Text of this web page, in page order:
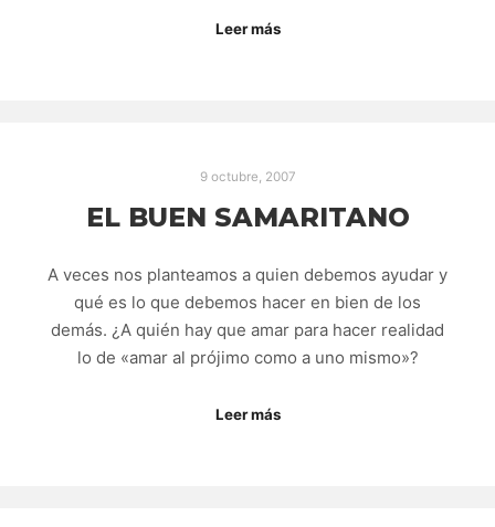
Leer más
9 octubre, 2007
EL BUEN SAMARITANO
A veces nos planteamos a quien debemos ayudar y
qué es lo que debemos hacer en bien de los
demás. ¿A quién hay que amar para hacer realidad
lo de «amar al prójimo como a uno mismo»?
Leer más